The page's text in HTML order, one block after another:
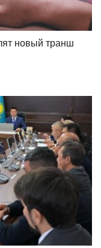
новый транш